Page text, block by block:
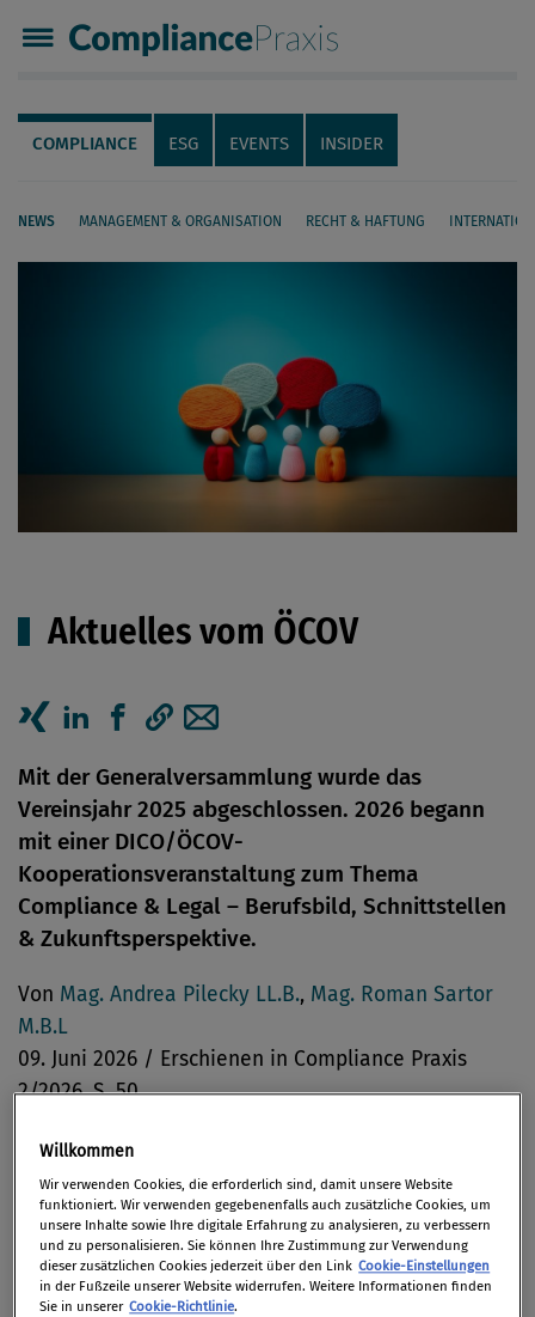
Compliance Praxis
Servicenavigation
Navigation
COMPLIANCE ESG EVENTS INSIDER
NEWS MANAGEMENT & ORGANISATION RECHT & HAFTUNG
Aktuelles vom ÖCOV
Mit der Generalversammlung wurde das
Vereinsjahr 2025 abgeschlossen. 2026 ­begann
mit einer DICO/ÖCOV-
Kooperationsveranstaltung zum Thema
Compliance & Legal – Berufsbild, Schnittstellen
& Zukunftsperspektive.
Von Mag. Andrea Pilecky LL.B., Mag. Roman Sartor
M.B.L
09. Juni 2026 / Erschienen in Compliance Praxis
2/2026, S. 50
Willkommen
Wir verwenden Cookies, die erforderlich sind, damit unsere Website
funktioniert. Wir verwenden gegebenenfalls auch zusätzliche Cookies, um
unsere Inhalte sowie Ihre digitale Erfahrung zu analysieren, zu verbessern
und zu personalisieren. Sie können Ihre Zustimmung zur Verwendung
dieser zusätzlichen Cookies jederzeit über den Link Cookie-Einstellungen
in der Fußzeile unserer Website widerrufen. Weitere Informationen finden
Sie in unserer Cookie-Richtlinie.